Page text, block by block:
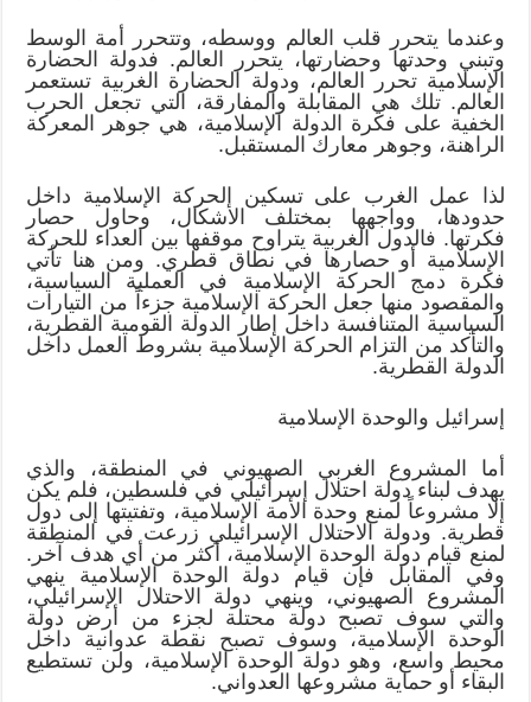
وعندما يتحرر قلب العالم ووسطه، وتتحرر أمة الوسط
وتبني وحدتها وحضارتها، يتحرر العالم. فدولة الحضارة
الإسلامية تحرر العالم، ودولة الحضارة الغربية تستعمر
العالم. تلك هي المقابلة والمفارقة، التي تجعل الحرب
الخفية على فكرة الدولة الإسلامية، هي جوهر المعركة
الراهنة، وجوهر معارك المستقبل.
لذا عمل الغرب على تسكين الحركة الإسلامية داخل
حدودها، وواجهها بمختلف الأشكال، وحاول حصار
فكرتها. فالدول الغربية يتراوح موقفها بين العداء للحركة
الإسلامية أو حصارها في نطاق قطري. ومن هنا تأتي
فكرة دمج الحركة الإسلامية في العملية السياسية،
والمقصود منها جعل الحركة الإسلامية جزءاً من التيارات
السياسية المتنافسة داخل إطار الدولة القومية القطرية،
والتأكد من التزام الحركة الإسلامية بشروط العمل داخل
الدولة القطرية.
إسرائيل والوحدة الإسلامية
أما المشروع الغربي الصهيوني في المنطقة، والذي
يهدف لبناء دولة احتلال إسرائيلي في فلسطين، فلم يكن
إلا مشروعاً لمنع وحدة الأمة الإسلامية، وتفتيتها إلى دول
قطرية. ودولة الاحتلال الإسرائيلي زرعت في المنطقة
لمنع قيام دولة الوحدة الإسلامية، أكثر من أي هدف آخر.
وفي المقابل فإن قيام دولة الوحدة الإسلامية ينهي
المشروع الصهيوني، وينهي دولة الاحتلال الإسرائيلي،
والتي سوف تصبح دولة محتلة لجزء من أرض دولة
الوحدة الإسلامية، وسوف تصبح نقطة عدوانية داخل
محيط واسع، وهو دولة الوحدة الإسلامية، ولن تستطيع
البقاء أو حماية مشروعها العدواني.